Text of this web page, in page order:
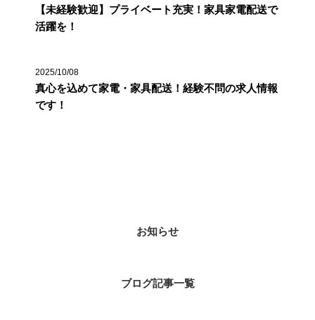
【未経験歓迎】プライベート充実！家具家電配送で
活躍を！
2025/10/08
真心を込めて家電・家具配送！経験不問の求人情報
です！
お知らせ
ブログ記事一覧